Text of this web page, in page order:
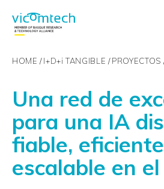
HOME I+D+i TANGIBLE PROYECTOS
Una red de
para una IA
fiable,
escalable en